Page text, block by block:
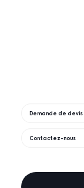
Demande de devis
Contactez-nous